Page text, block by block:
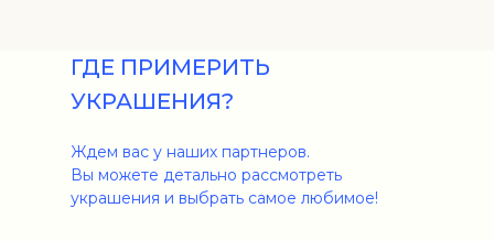
ГДЕ ПРИМЕРИТЬ
УКРАШЕНИЯ?
Ждем вас у наших партнеров.
Вы можете детально рассмотреть
украшения и выбрать самое любимое!